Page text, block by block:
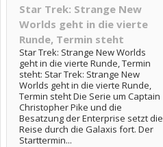
Star Trek: Strange New
Worlds geht in die vierte
Runde, Termin steht
Star Trek: Strange New Worlds
geht in die vierte Runde, Termin
steht: Star Trek: Strange New
Worlds geht in die vierte Runde,
Termin steht Die Serie um Captain
Christopher Pike und die
Besatzung der Enterprise setzt die
Reise durch die Galaxis fort. Der
Starttermin...